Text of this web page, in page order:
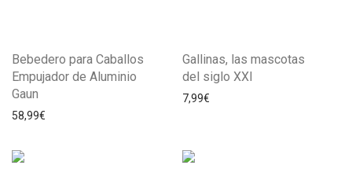
Bebedero para Caballos
Empujador de Aluminio
Gaun
58,99€
Gallinas, las mascotas
del siglo XXI
7,99€